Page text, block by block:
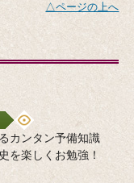
△ページの上へ
カンタン予備知識
を楽しくお勉強！